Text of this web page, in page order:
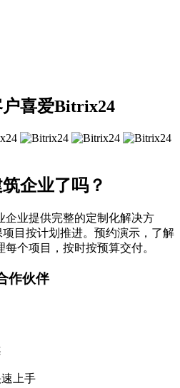
喜爱Bitrix24
企业了吗？
企业提供完整的定制化解决方
目按计划推进。预约演示，了解
个项目，按时按预算交付。
作伙伴
上手